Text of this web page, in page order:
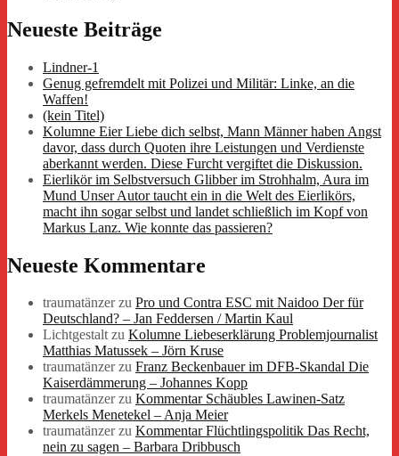
Neueste Beiträge
Lindner-1
Genug gefremdelt mit Polizei und Militär: Linke, an die
Waffen!
(kein Titel)
Kolumne Eier Liebe dich selbst, Mann Männer haben Angst
davor, dass durch Quoten ihre Leistungen und Verdienste
aberkannt werden. Diese Furcht vergiftet die Diskussion.
Eierlikör im Selbstversuch Glibber im Strohhalm, Aura im
Mund Unser Autor taucht ein in die Welt des Eierlikörs,
macht ihn sogar selbst und landet schließlich im Kopf von
Markus Lanz. Wie konnte das passieren?
Neueste Kommentare
traumatänzerzu Pro und Contra ESC mit Naidoo Der für
Deutschland? – Jan Feddersen / Martin Kaul
Lichtgestaltzu Kolumne Liebeserklärung Problemjournalist
Matthias Matussek – Jörn Kruse
traumatänzerzu Franz Beckenbauer im DFB-Skandal Die
Kaiserdämmerung – Johannes Kopp
traumatänzerzu Kommentar Schäubles Lawinen-Satz
Merkels Menetekel – Anja Meier
traumatänzerzu Kommentar Flüchtlingspolitik Das Recht,
nein zu sagen – Barbara Dribbusch